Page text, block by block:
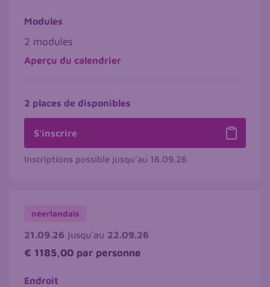
Modules
2 modules
Aperçu du calendrier
2 places de disponibles
S'inscrire
Inscriptions possible jusqu'au 16.09.26
néerlandais
21.09.26 jusqu'au 22.09.26
€ 1185,00 par personne
Endroit